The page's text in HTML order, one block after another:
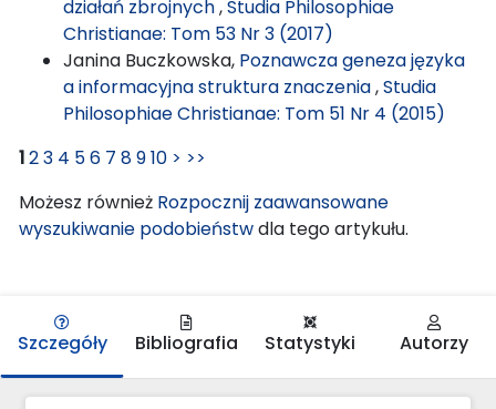
działań zbrojnych,Studia Philosophiae
Christianae: Tom 53 Nr 3 (2017)
Janina Buczkowska, Poznawcza geneza języka
a informacyjna struktura znaczenia,Studia
Philosophiae Christianae: Tom 51 Nr 4 (2015)
123 4 56 7 8910 > >>
Możesz również Rozpocznij zaawansowane
wyszukiwanie podobieństwdla tego artykułu.
Szczegóły Bibliografia Statystyki Autorzy